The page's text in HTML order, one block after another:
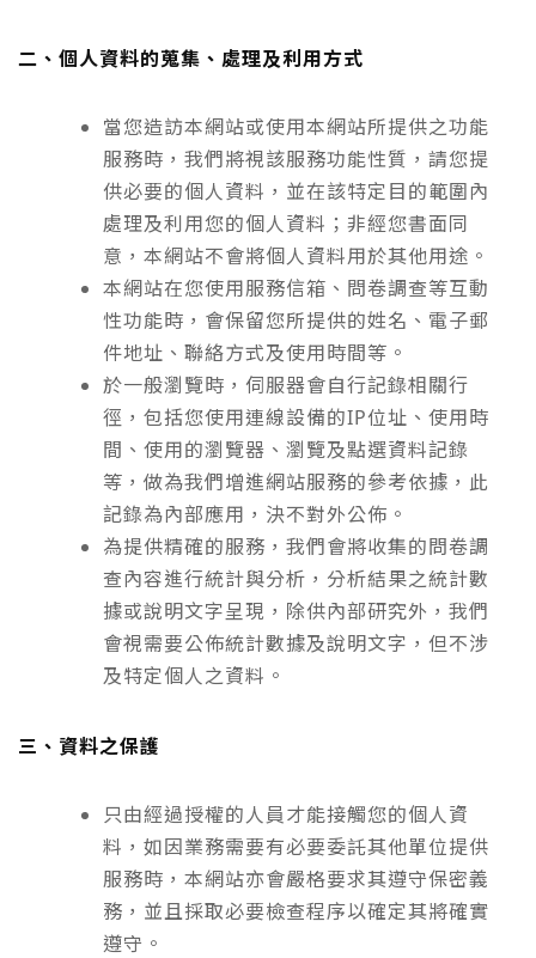
二、個人資料的蒐集、處理及利用方式
當您造訪本網站或使用本網站所提供之功能
服務時，我們將視該服務功能性質，請您提
供必要的個人資料，並在該特定目的範圍內
處理及利用您的個人資料；非經您書面同
意，本網站不會將個人資料用於其他用途。
本網站在您使用服務信箱、問卷調查等互動
性功能時，會保留您所提供的姓名、電子郵
件地址、聯絡方式及使用時間等。
於一般瀏覽時，伺服器會自行記錄相關行
徑，包括您使用連線設備的IP位址、使用時
間、使用的瀏覽器、瀏覽及點選資料記錄
等，做為我們增進網站服務的參考依據，此
記錄為內部應用，決不對外公佈。
為提供精確的服務，我們會將收集的問卷調
查內容進行統計與分析，分析結果之統計數
據或說明文字呈現，除供內部研究外，我們
會視需要公佈統計數據及說明文字，但不涉
及特定個人之資料。
三、資料之保護
只由經過授權的人員才能接觸您的個人資
料，如因業務需要有必要委託其他單位提供
服務時，本網站亦會嚴格要求其遵守保密義
務，並且採取必要檢查程序以確定其將確實
遵守。